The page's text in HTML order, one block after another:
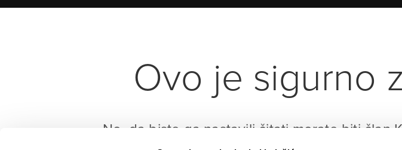
Ovo je sigurno
No, da biste ga nastavili čitati morate biti član